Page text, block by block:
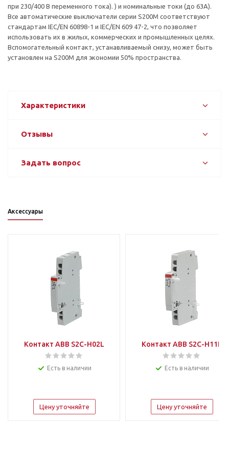
при 230/400 В переменного тока). ) и номинальные токи (до 63А).
Все автоматические выключатели серии S200M соответствуют
стандартам IEC/EN 60898-1 и IEC/EN 609 47-2, что позволяет
использовать их в жилых, коммерческих и промышленных целях.
Вспомогательный контакт, устанавливаемый снизу, может быть
установлен на S200M для экономии 50% пространства.
Характеристики
Отзывы
Задать вопрос
Аксессуары
Контакт ABB S2C-H02L
Есть в наличии
Цену уточняйте
Контакт ABB S2C-H11L
Есть в наличии
Цену уточняйте